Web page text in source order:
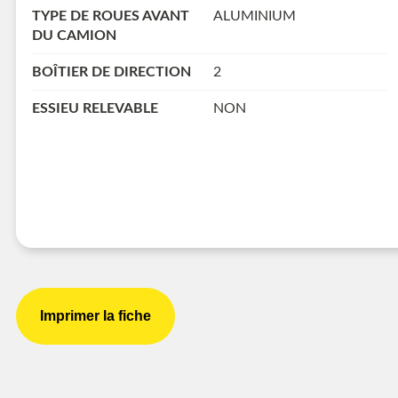
TYPE DE ROUES AVANT
DU CAMION
ALUMINIUM
BOÎTIER DE DIRECTION 2
ESSIEU RELEVABLE NON
Imprimer la fiche